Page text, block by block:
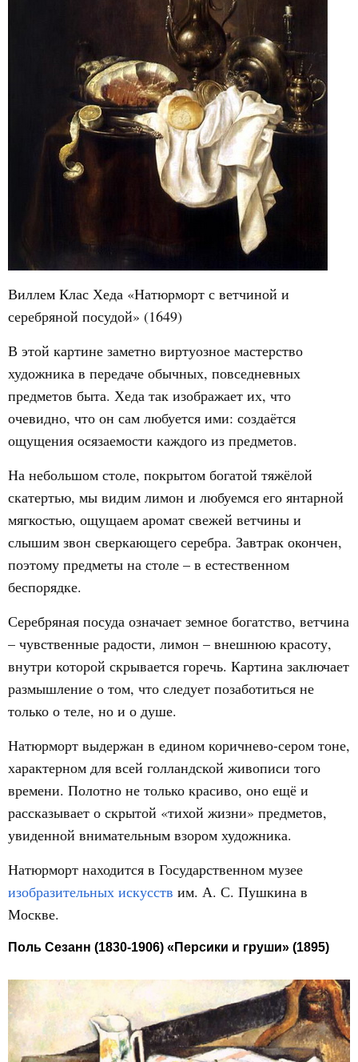
Виллем Клас Хеда «Натюрморт с ветчиной и
серебряной посудой» (1649)
В этой картине заметно виртуозное мастерство
художника в передаче обычных, повседневных
предметов быта. Хеда так изображает их, что
очевидно, что он сам любуется ими: создаётся
ощущения осязаемости каждого из предметов.
На небольшом столе, покрытом богатой тяжёлой
скатертью, мы видим лимон и любуемся его янтарной
мягкостью, ощущаем аромат свежей ветчины и
слышим звон сверкающего серебра. Завтрак окончен,
поэтому предметы на столе – в естественном
беспорядке.
Серебряная посуда означает земное богатство, ветчина
– чувственные радости, лимон – внешнюю красоту,
внутри которой скрывается горечь. Картина заключает
размышление о том, что следует позаботиться не
только о теле, но и о душе.
Натюрморт выдержан в едином коричнево-сером тоне,
характерном для всей голландской живописи того
времени. Полотно не только красиво, оно ещё и
рассказывает о скрытой «тихой жизни» предметов,
увиденной внимательным взором художника.
Натюрморт находится в Государственном музее
изобразительных искусств им. А. С. Пушкина в
Москве.
Поль Сезанн (1830-1906) «Персики и груши» (1895)